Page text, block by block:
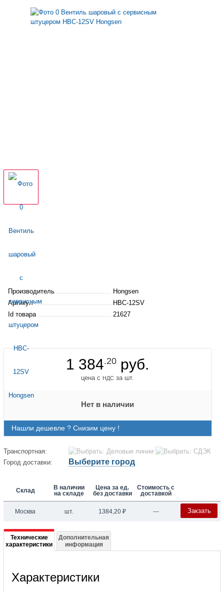
Производитель
Hongsen
Артикул
HBC-12SV
Id товара
21627
1 384.20 руб.
цена с НДС за шт.
Нет в наличии
Нашли дешевле ? Снизим цену !
Транспортная:
Город доставки:
Выберите город
Склад
В наличии
на складе
Цена за ед.
без доставки
Стоимость с
доставкой
Москва шт. 1384,20 ₽ --- Закзать
Подробная
информация
Вентиль
Технические
характеристики
Дополнительная
информация
Характеристики